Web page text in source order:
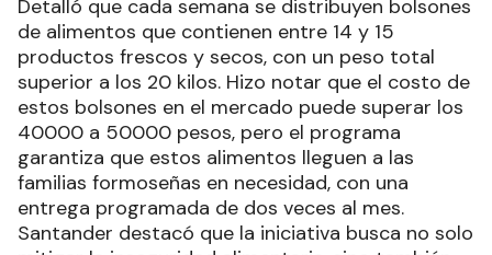
Detalló que cada semana se distribuyen bolsones
de alimentos que contienen entre 14 y 15
productos frescos y secos, con un peso total
superior a los 20 kilos. Hizo notar que el costo de
estos bolsones en el mercado puede superar los
40000 a 50000 pesos, pero el programa
garantiza que estos alimentos lleguen a las
familias formoseñas en necesidad, con una
entrega programada de dos veces al mes.
Santander destacó que la iniciativa busca no solo